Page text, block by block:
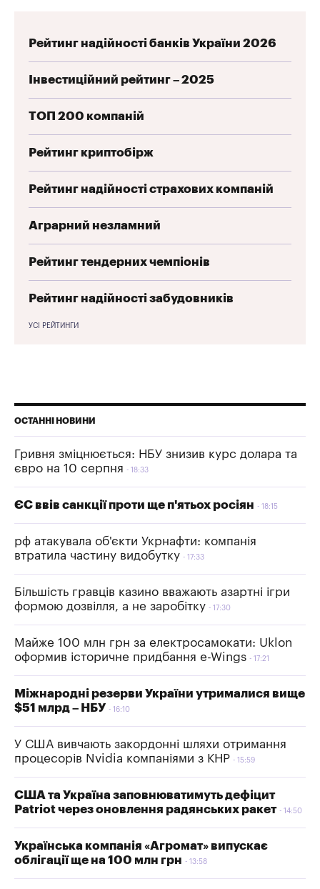
Рейтинг надійності банків України 2026
Інвестиційний рейтинг – 2025
ТОП 200 компаній
Рейтинг криптобірж
Рейтинг надійності страхових компаній
Аграрний незламний
Рейтинг тендерних чемпіонів
Рейтинг надійності забудовників
УСІ РЕЙТИНГИ
ОСТАННІ НОВИНИ
Гривня зміцнюється: НБУ знизив курс долара та
євро на 10 серпня
18:33
ЄС ввів санкції проти ще п'ятьох росіян 18:15
рф атакувала об'єкти Укрнафти: компанія
втратила частину видобутку
17:33
Більшість гравців казино вважають азартні ігри
формою дозвілля, а не заробітку
17:30
Майже 100 млн грн за електросамокати: Uklon
оформив історичне придбання e-Wings
17:21
Міжнародні резерви України утрималися вище
$51 млрд – НБУ
16:10
У США вивчають закордонні шляхи отримання
процесорів Nvidia компаніями з КНР
15:59
США та Україна заповнюватимуть дефіцит
Patriot через оновлення радянських ракет
14:50
Українська компанія «Агромат» випускає
облігації ще на 100 млн грн
13:58